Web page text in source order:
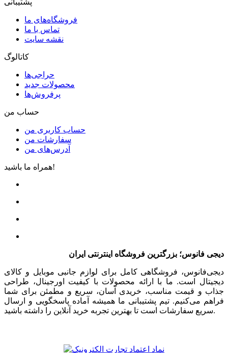
فروشگاه‌های ما
تماس با ما
نقشه سایت
کاتالوگ
حراجی‌ها
محصولات جدید
پرفروش‌ها
حساب من
حساب کاربری من
سفارشات من
آدرس‌های من
همراه ما باشید!
دیجی فانوس؛ بزرگترین فروشگاه اینترنتی ایران
دیجی‌فانوس، فروشگاهی کامل برای لوازم جانبی موبایل و کالای
دیجیتال است. ما با ارائه محصولات با کیفیت اورجینال، طراحی
جذاب و قیمت مناسب، خریدی آسان، سریع و مطمئن برای شما
فراهم می‌کنیم. تیم پشتیبانی ما همیشه آماده پاسخگویی و ارسال
سریع سفارشات است تا بهترین تجربه خرید آنلاین را داشته باشید.